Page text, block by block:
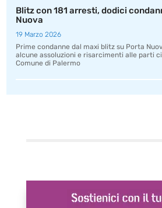
Blitz con 181 arresti, dodici
Nuova
19 Marzo 2026
Prime condanne dal maxi blitz su Porta
alcune assoluzioni e risarcimenti alle parti
Comune di Palermo